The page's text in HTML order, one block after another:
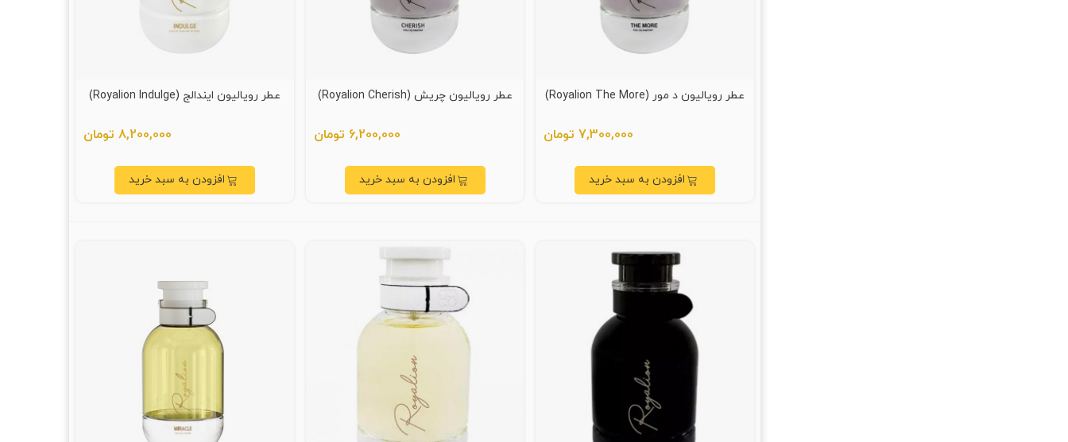
عطر رویالیون د مور (Royalion The More)
7,300,000 تومان
افزودن به سبد خرید
عطر رویالیون چریش (Royalion Cherish)
6,200,000 تومان
افزودن به سبد خرید
عطر رویالیون ایندالج (Royalion Indulge)
8,200,000 تومان
افزودن به سبد خرید